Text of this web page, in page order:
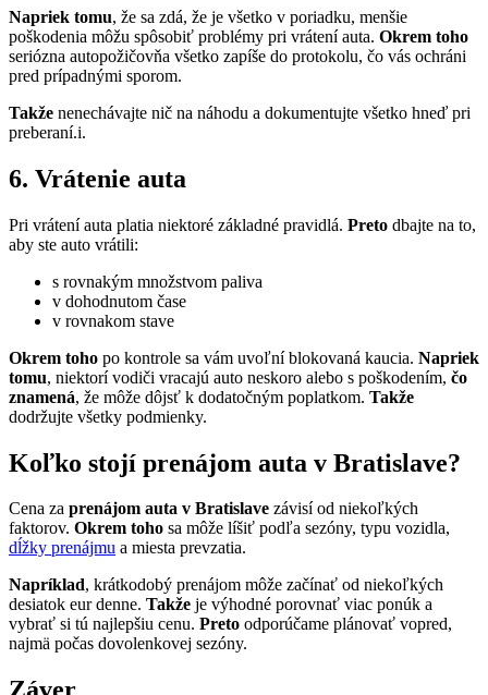
Napriek tomu, že sa zdá, že je všetko v poriadku, menšie
poškodenia môžu spôsobiť problémy pri vrátení auta. Okrem toho
seriózna autopožičovňa všetko zapíše do protokolu, čo vás ochráni
pred prípadnými sporom.
Takže nenechávajte nič na náhodu a dokumentujte všetko hneď pri
preberaní.i.
6. Vrátenie auta
Pri vrátení auta platia niektoré základné pravidlá. Preto dbajte na to,
aby ste auto vrátili:
s rovnakým množstvom paliva
v dohodnutom čase
v rovnakom stave
Okrem toho po kontrole sa vám uvoľní blokovaná kaucia. Napriek
tomu, niektorí vodiči vracajú auto neskoro alebo s poškodením, čo
znamená, že môže dôjsť k dodatočným poplatkom. Takže
dodržujte všetky podmienky.
Koľko stojí prenájom auta v Bratislave?
Cena za prenájom auta v Bratislave závisí od niekoľkých
faktorov. Okrem toho sa môže líšiť podľa sezóny, typu vozidla,
dĺžky prenájmu a miesta prevzatia.
Napríklad, krátkodobý prenájom môže začínať od niekoľkých
desiatok eur denne. Takže je výhodné porovnať viac ponúk a
vybrať si tú najlepšiu cenu. Preto odporúčame plánovať vopred,
najmä počas dovolenkovej sezóny.